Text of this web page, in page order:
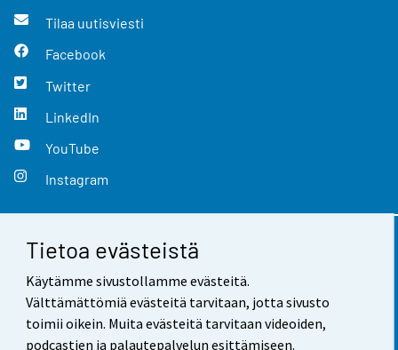
Tietoa evästeistä
Käytämme sivustollamme evästeitä.
Välttämättömiä evästeitä tarvitaan, jotta sivusto
toimii oikein. Muita evästeitä tarvitaan videoiden,
podcastien ja palautepalvelun esittämiseen.
Tilaa uutisviesti
Facebook
Twitter
LinkedIn
YouTube
Instagram
Yhteystiedot
Palaute
Käyttöehdot